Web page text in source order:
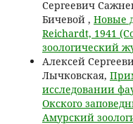
Сергеевич
Бичевой , Новые
Reichardt, 1941
зоологический
Алексей
Лычковская,
исследовании
Окского
Амурский